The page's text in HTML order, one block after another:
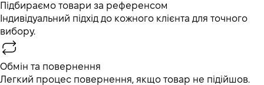
Підбираємо товари за референсом
Індивідуальний підхід до кожного клієнта для точного
вибору.
Обмін та повернення
Легкий процес повернення, якщо товар не підійшов.